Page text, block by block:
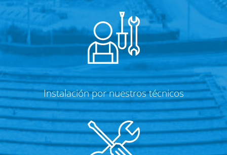
Instalación por nuestros técnicos